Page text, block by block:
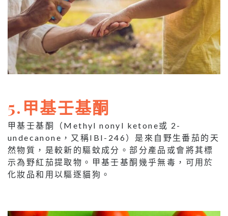
5. 甲基壬基酮
甲基壬基酮（Methyl nonyl ketone或 2-
undecanone，又稱IBI-246）是來自野生番茄的天
然物質，是較新的驅蚊成分。部分產品或會將其標
示為野紅茄提取物。甲基壬基酮幾乎無毒，可用於
化妝品和用以驅逐貓狗。